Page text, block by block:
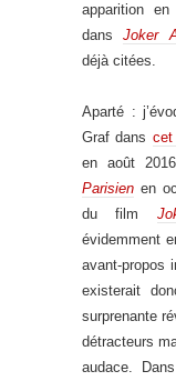
apparition
dansJoker
déjà citées.
Aparté :
Graf dans cet
en août
Parisien en
du film
évidemment
avant-propos
existerait
surprenante
détracteurs
audace.